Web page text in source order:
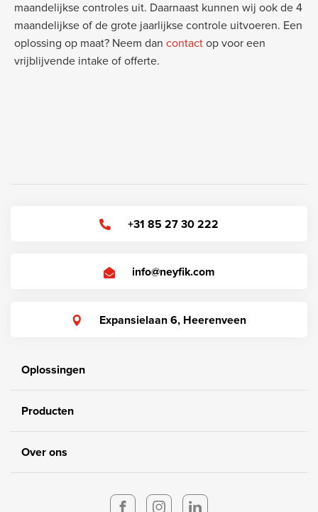
maandelijkse controles uit. Daarnaast kunnen wij ook de 4
maandelijkse of de grote jaarlijkse controle uitvoeren. Een
oplossing op maat? Neem dan contactop voor een
vrijblijvende intake of offerte.
+31 85 27 30 222
info@neyfik.com
Expansielaan 6, Heerenveen
Oplossingen
Producten
Over ons